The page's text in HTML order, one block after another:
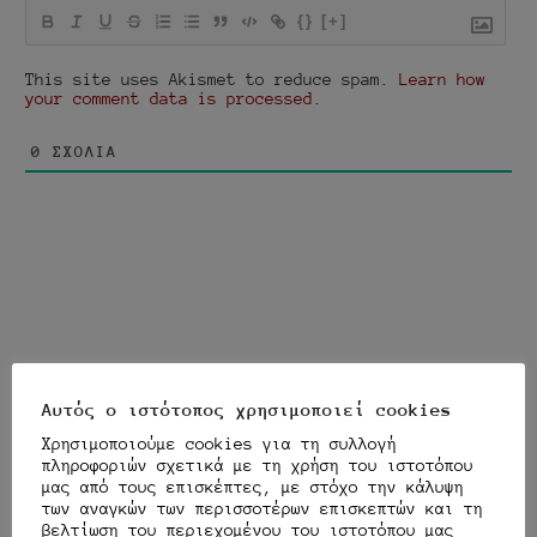
{} [+]
This site uses Akismet to reduce spam. Learn how
your comment data is processed.
0 ΣΧΌΛΙΑ
TRANSLATOR
Αυτός ο ιστότοπος χρησιμοποιεί cookies
Χρησιμοποιούμε cookies για τη συλλογή
πληροφοριών σχετικά με τη χρήση του ιστοτόπου
μας από τους επισκέπτες, με στόχο την κάλυψη
των αναγκών των περισσοτέρων επισκεπτών και τη
βελτίωση του περιεχομένου του ιστοτόπου μας